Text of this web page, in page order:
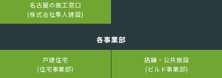
名古屋の施工窓口
(株式会社隼人建設)
各事業部
戸建住宅
(住宅事業部)
店舗・公共施設
(ビルド事業部)